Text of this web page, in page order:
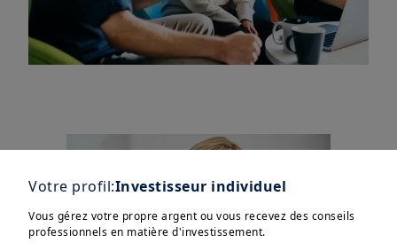
Votre profil:Investisseur individuel
Vous gérez votre propre argent ou vous recevez des conseils
professionnels en matière d'investissement.